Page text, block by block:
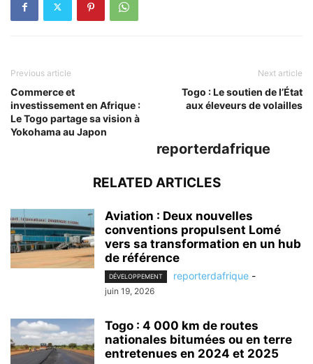
Previous article
Commerce et
investissement en Afrique :
Le Togo partage sa vision à
Yokohama au Japon
Next article
Togo : Le soutien de l’État
aux éleveurs de volailles
reporterdafrique
RELATED ARTICLES
Aviation : Deux nouvelles
conventions propulsent Lomé
vers sa transformation en un hub
de référence
DÉVELOPPEMENT reporterdafrique -
juin 19, 2026
Togo : 4 000 km de routes
nationales bitumées ou en terre
entretenues en 2024 et 2025